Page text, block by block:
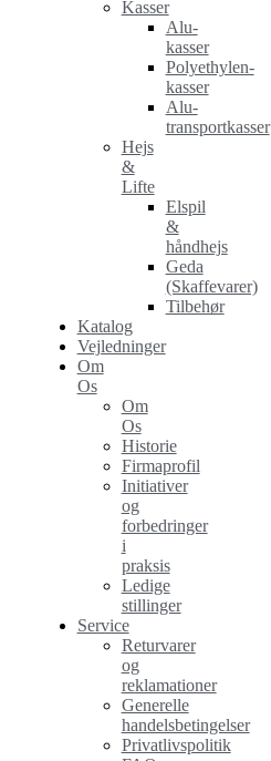
Kasser
Alu-
kasser
Polyethylen-
kasser
Alu-
transportkasser
Hejs
&
Lifte
Elspil
&
håndhejs
Geda
(Skaffevarer)
Tilbehør
Katalog
Vejledninger
Om
Os
Om
Os
Historie
Firmaprofil
Initiativer
og
forbedringer
i
praksis
Ledige
stillinger
Service
Returvarer
og
reklamationer
Generelle
handelsbetingelser
Privatlivspolitik